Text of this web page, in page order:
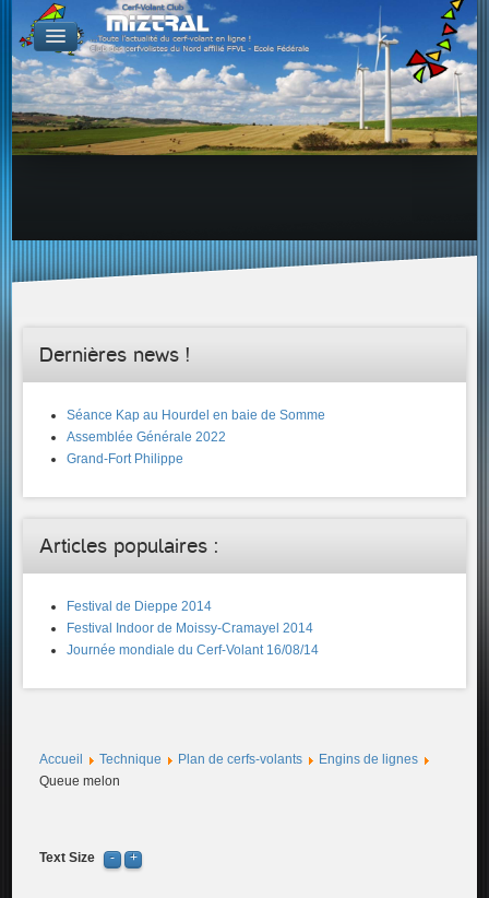
De par le monde
GALERIES
Galerie Photo
Galerie KAP
Galerie Vidéo
Proposer un lien sur votre site Web
Proposer un nouveau lien !
Dernières news !
Séance Kap au Hourdel en baie de Somme
Assemblée Générale 2022
Grand-Fort Philippe
Articles populaires :
Festival de Dieppe 2014
Festival Indoor de Moissy-Cramayel 2014
Journée mondiale du Cerf-Volant 16/08/14
Accueil Technique Plan de cerfs-volants
Engins de lignes
Queue melon
Text Size